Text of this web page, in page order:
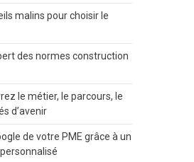
malins pour choisir le
des normes construction
le métier, le parcours, le
d’avenir
de votre PME grâce à un